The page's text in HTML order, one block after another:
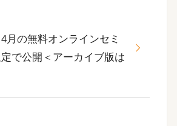
4月の無料オンラインセミ
で公開＜アーカイブ版は